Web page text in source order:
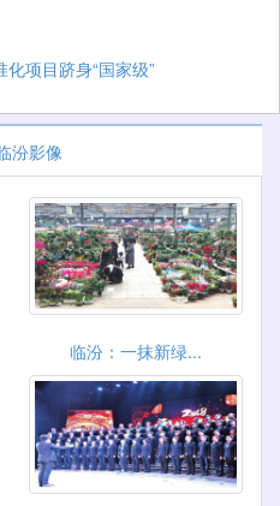
项目跻身“国家级”
汾影像
临汾：一抹新绿...